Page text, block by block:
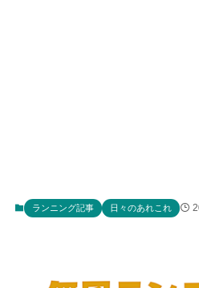
ランニング記事 日々のあれこれ